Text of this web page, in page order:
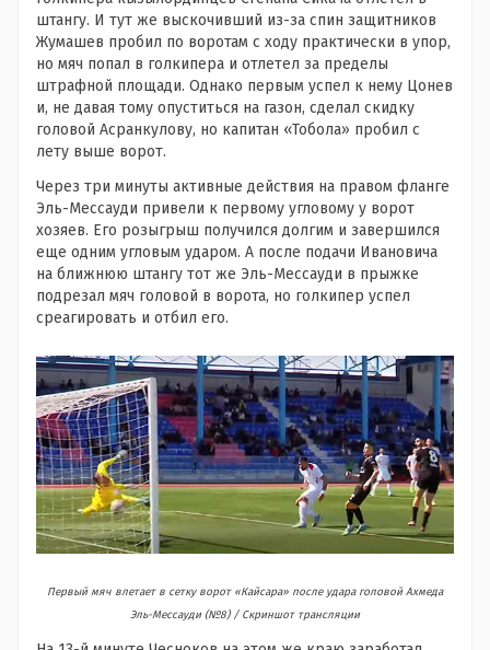
штангу. И тут же выскочивший из-за спин защитников
Жумашев пробил по воротам с ходу практически в упор,
но мяч попал в голкипера и отлетел за пределы
штрафной площади. Однако первым успел к нему Цонев
и, не давая тому опуститься на газон, сделал скидку
головой Асранкулову, но капитан «Тобола» пробил с
лету выше ворот.
Через три минуты активные действия на правом фланге
Эль-Мессауди привели к первому угловому у ворот
хозяев. Его розыгрыш получился долгим и завершился
еще одним угловым ударом. А после подачи Ивановича
на ближнюю штангу тот же Эль-Мессауди в прыжке
подрезал мяч головой в ворота, но голкипер успел
среагировать и отбил его.
Первый мяч влетает в сетку ворот «Кайсара» после удара головой Ахмеда
Эль-Мессауди (№8) / Скриншот трансляции